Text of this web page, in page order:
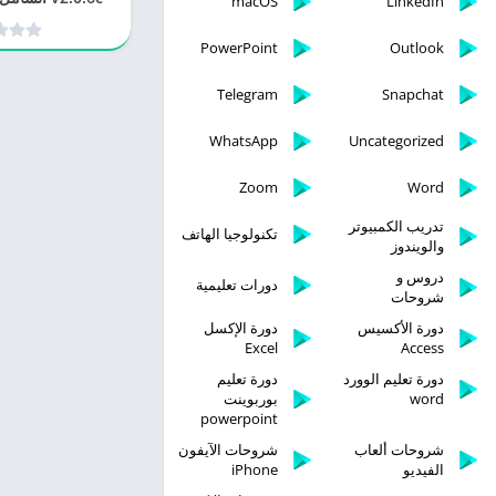
Outlook
PowerPoint
Snapchat
Telegram
Uncategorized
WhatsApp
Word
Zoom
تدريب الكمبيوتر
والويندوز
تكنولوجيا الهاتف
دروس و
شروحات
دورات تعليمية
دورة الأكسيس
Access
دورة الإكسل
Excel
دورة تعليم الوورد
word
دورة تعليم
بوربوينت
powerpoint
شروحات ألعاب
الفيديو
شروحات الآيفون
iPhone